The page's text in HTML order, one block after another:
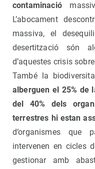
contaminació
L’abocament
massiva, el
desertització són
d’aquestes crisis
També la
alberguen el 25% de
del 40% dels
terrestres hi estan
d’organismes que
intervenen en cicles
gestionar amb